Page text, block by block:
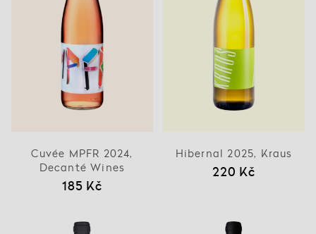
Cuvée MPFR 2024,
Decanté Wines
185 Kč
Hibernal 2025, Kraus
220 Kč